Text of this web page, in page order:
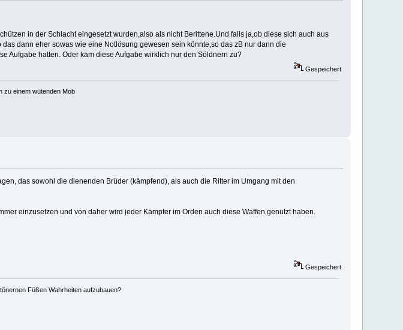
in der Schlacht eingesetzt wurden,also als nicht Berittene.Und falls ja,ob diese sich auch aus
dann eher sowas wie eine Notlösung gewesen sein könnte,so das zB nur dann die
Aufgabe hatten. Oder kam diese Aufgabe wirklich nur den Söldnern zu?
Gespeichert
zu einem wütenden Mob
das sowohl die dienenden Brüder (kämpfend), als auch die Ritter im Umgang mit den
einzusetzen und von daher wird jeder Kämpfer im Orden auch diese Waffen genutzt haben.
Gespeichert
Füßen Wahrheiten aufzubauen?